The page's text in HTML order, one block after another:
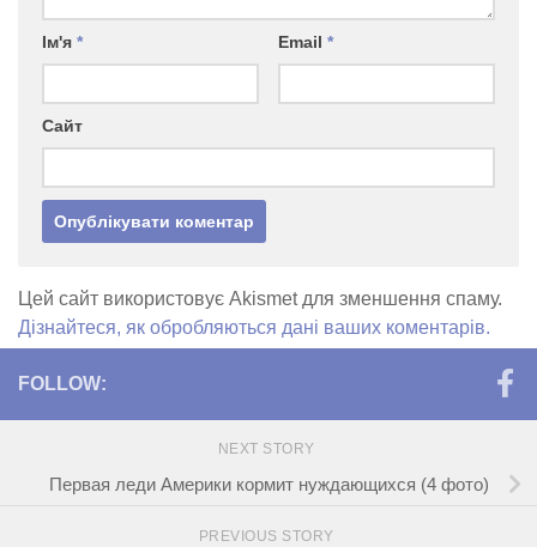
Ім'я * Email *
Сайт
Цей сайт використовує Akismet для зменшення спаму.
Дізнайтеся, як обробляються дані ваших коментарів.
FOLLOW:
NEXT STORY
Первая леди Америки кормит нуждающихся (4 фото)
PREVIOUS STORY